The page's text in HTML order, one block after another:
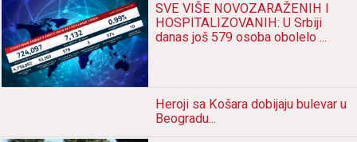
SVE VIŠE NOVOZARAŽENIH I
HOSPITALIZOVANIH: U Srbiji
danas još 579 osoba obolelo ...
Heroji sа Košаrа dobijаju bulevаr u
Beogrаdu...